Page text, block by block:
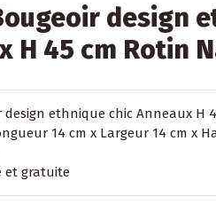
design
H 45 cm Rotin
design ethnique chic Anneaux H
14 cm x Largeur 14 cm x
et gratuite